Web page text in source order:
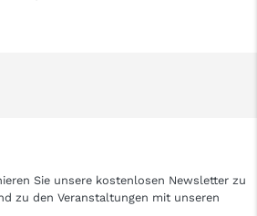
Sie unsere kostenlosen Newsletter zu
zu den Veranstaltungen mit unseren